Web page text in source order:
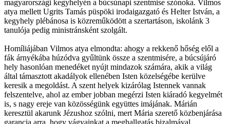
magyarországi kegyhelyén a búcsúnapi szentmise szónoka. Vilmos
atya mellett Ugrits Tamás püspöki irodaigazgató és Helter István, a
kegyhely plébánosa is közreműködött a szertartáson, iskolánk 3
tanulója pedig ministránsként szolgált.
Homíliájában Vilmos atya elmondta: ahogy a rekkenő hőség elől a
fák árnyékába húzódva gyűltünk össze a szentmisére, a búcsújáró
hely hasonlóan menedéket nyújt mindazok számára, akik a világ
által támasztott akadályok ellenében Isten közelségébe kerülve
keresik a megoldást. A szent helyek kizárólag Istennek vannak
felszentelve, ahol az ember jobban megérzi Isten kiáradó kegyelmét
is, s nagy ereje van közösségünk együttes imájának. Márián
keresztül akarunk Jézushoz szólni, mert Mária szerető közbenjárása
garancia arra, hogy vágyainkat a meghallgatás bizalmával